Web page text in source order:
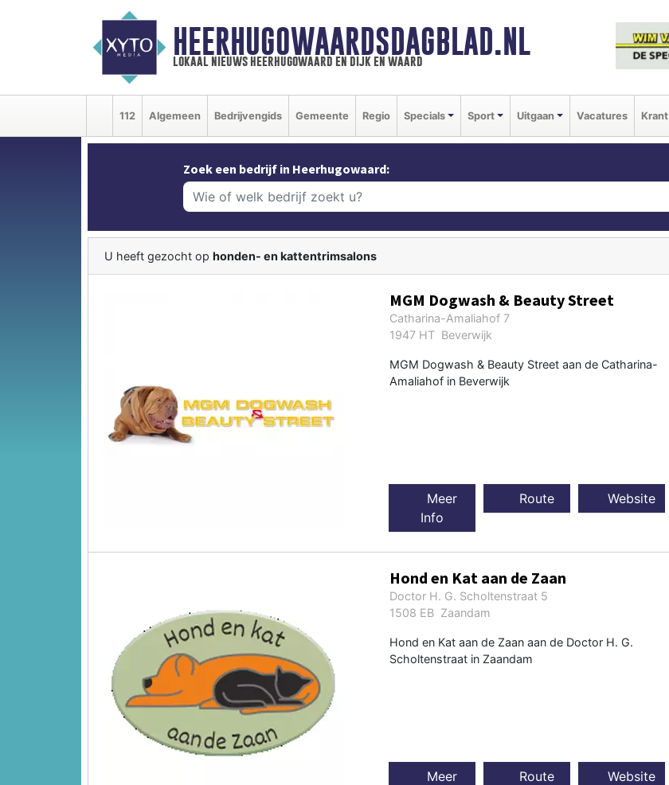
HEERHUGOWAARDSDAGBLAD.NL
lokaal nieuws heerhugowaard en dijk en waard
112 Algemeen Bedrijvengids Gemeente Regio Specials Sport Uitgaan Vacatures Krant
Zoek een bedrijf in Heerhugowaard:
U heeft gezocht op honden- en kattentrimsalons
MGM Dogwash & Beauty Street
Catharina-Amaliahof 7
1947 HT Beverwijk
MGM Dogwash & Beauty Street aan de Catharina-
Amaliahof in Beverwijk
Meer
Info
Route Website
Hond en Kat aan de Zaan
Doctor H. G. Scholtenstraat 5
1508 EB Zaandam
Hond en Kat aan de Zaan aan de Doctor H. G.
Scholtenstraat in Zaandam
Meer
Route Website